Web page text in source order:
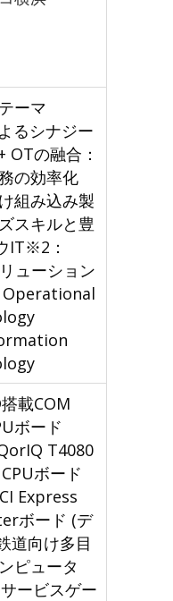
ーマ
るシナジー
OTの融合：
の効率化
組み込み製
スキルと豊
IT※2：
ューション
載COM
ボード
T4080
ボード
Express
ボード (デ
道向け多目
ピュータ
ービスゲー